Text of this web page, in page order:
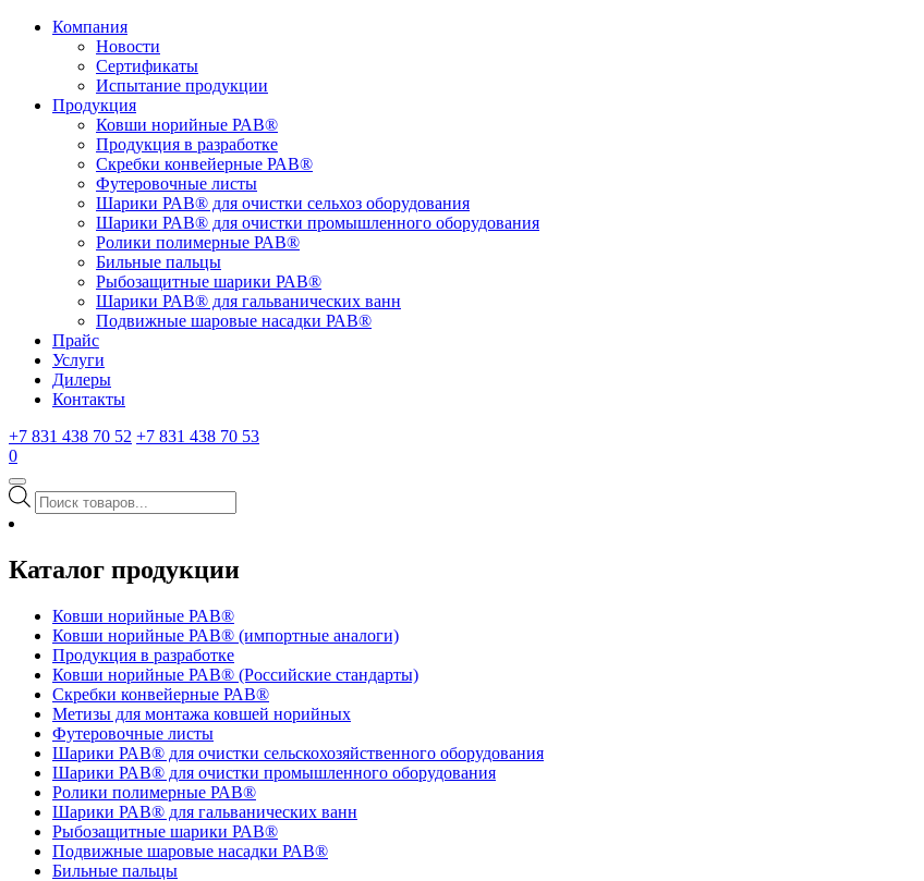
Компания
Новости
Сертификаты
Испытание продукции
Продукция
Ковши норийные РАВ®
Продукция в разработке
Скребки конвейерные РАВ®
Футеровочные листы
Шарики РАВ® для очистки сельхоз оборудования
Шарики РАВ® для очистки промышленного оборудования
Ролики полимерные РАВ®
Бильные пальцы
Рыбозащитные шарики РАВ®
Шарики РАВ® для гальванических ванн
Подвижные шаровые насадки РАВ®
Прайс
Услуги
Дилеры
Контакты
+7 831 438 70 52 +7 831 438 70 53
0
Поиск
товаров
Каталог продукции
Ковши норийные РАВ®
Ковши норийные РАВ® (импортные аналоги)
Продукция в разработке
Ковши норийные РАВ® (Российские стандарты)
Скребки конвейерные РАВ®
Метизы для монтажа ковшей норийных
Футеровочные листы
Шарики РАВ® для очистки сельскохозяйственного оборудования
Шарики РАВ® для очистки промышленного оборудования
Ролики полимерные РАВ®
Шарики РАВ® для гальванических ванн
Рыбозащитные шарики РАВ®
Подвижные шаровые насадки РАВ®
Бильные пальцы